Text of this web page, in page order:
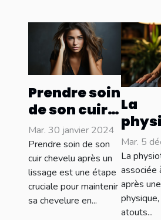
Prendre soin
de son cuir
chevelu
après un
lissage : les
meilleures
pratiques
Mar. 30 janvier 2024
Prendre soin de son
cuir chevelu après un
lissage est une étape
cruciale pour maintenir
sa chevelure en...
La
et le
des
tête
Mar. 5
La
associée
après
atouts...